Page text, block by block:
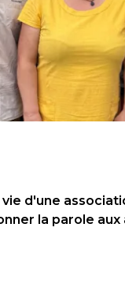
d'une
la parole aux